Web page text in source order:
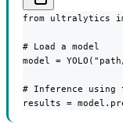
from ultralytics
# Load a model
model =
# Inference using
results =